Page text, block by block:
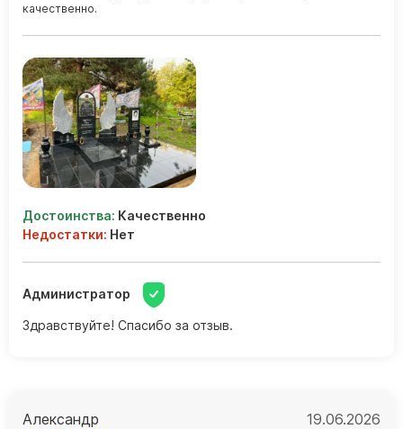
Памятники с лебедями
Памятники в форме волны
Хачкары
Памятники ростовые
Памятники в форме скалы
Памятник Родителям
Цоколь из гранита
Ограды из гранита
Достоинства: Качественно
Недостатки: Нет
качественно.
Администратор
Здравствуйте! Спасибо за отзыв.
Александр 19.06.2026